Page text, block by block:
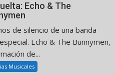
Echo & The
de silencio de una banda
Echo & The Bunnymen,
de...
Musicales